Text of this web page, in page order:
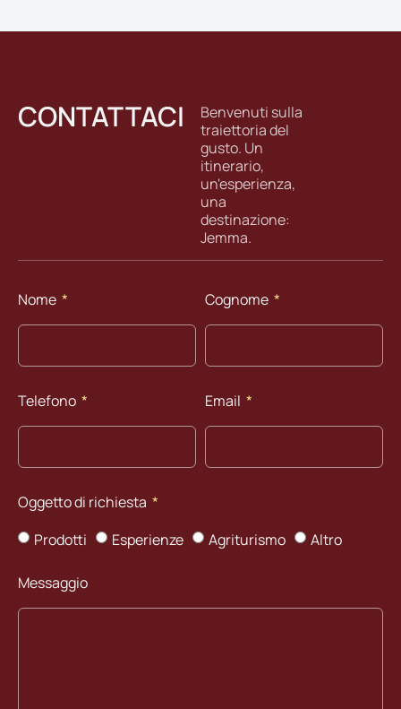
CONTATTACI
Benvenuti sulla
traiettoria del
gusto. Un
itinerario,
un'esperienza,
una
destinazione:
Jemma.
Nome Cognome
Telefono Email
Oggetto di richiesta
Prodotti
Esperienze Agriturismo Altro
Messaggio